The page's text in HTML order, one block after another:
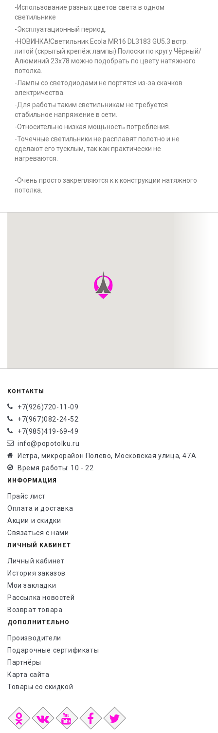
-Использование разных цветов света в одном
светильнике
-Эксплуатационный период.
-НОВИНКА!Светильник Ecola MR16 DL3183 GU5.3 встр.
литой (скрытый крепёж лампы) Полоски по кругу Чёрный/
Алюминий 23х78 можно подобрать по цвету натяжного
потолка.
-Лампы со светодиодами не портятся из-за скачков
электричества.
-Для работы таким светильникам не требуется
стабильное напряжение в сети.
-Относительно низкая мощьность потребления.
-Точечные светильники не расплавят полотно и не
сделают его тусклым, так как практически не
нагреваются.
-Очень просто закрепляются к к конструкции натяжного
потолка.
КОНТАКТЫ
+7(926)720-11-09
+7(967)082-24-52
+7(985)419-69-49
info@popotolku.ru
Истра, микрорайон Полево, Московская улица, 47А
Время работы: 10 - 22
ИНФОРМАЦИЯ
Прайс лист
Оплата и доставка
Акции и скидки
Связаться с нами
ЛИЧНЫЙ КАБИНЕТ
Личный кабинет
История заказов
Мои закладки
Рассылка новостей
Возврат товара
ДОПОЛНИТЕЛЬНО
Производители
Подарочные сертификаты
Партнёры
Карта сайта
Товары со скидкой